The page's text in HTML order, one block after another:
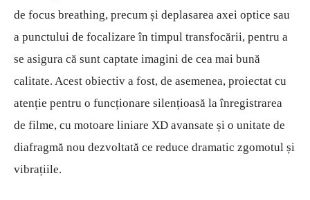
de focus breathing, precum și deplasarea axei optice sau
a punctului de focalizare în timpul transfocării, pentru a
se asigura că sunt captate imagini de cea mai bună
calitate. Acest obiectiv a fost, de asemenea, proiectat cu
atenție pentru o funcționare silențioasă la înregistrarea
de filme, cu motoare liniare XD avansate și o unitate de
diafragmă nou dezvoltată ce reduce dramatic zgomotul și
vibrațiile.